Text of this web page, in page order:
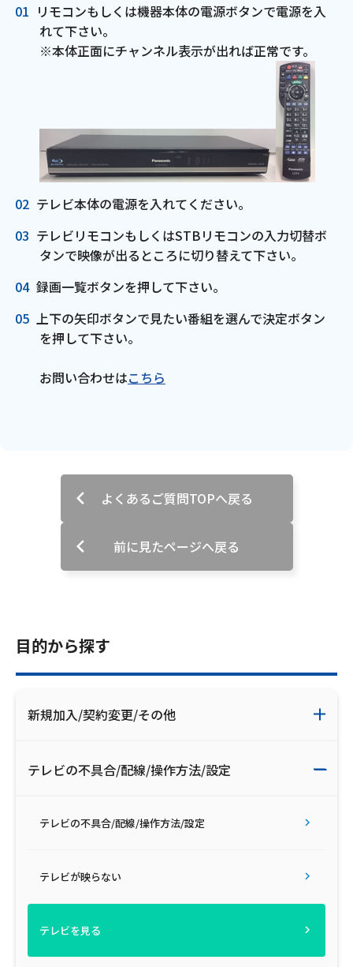
目的から探す
新規加入/契約変更/その他
テレビの不具合/配線/操作方法/設定
テレビの不具合/配線/操作方法/設定
テレビが映らない
テレビを見る
リモコンもしくは機器本体の電源ボタンで電源を入
れて下さい。
※本体正面にチャンネル表示が出れば正常です。
テレビ本体の電源を入れてください。
テレビリモコンもしくはSTBリモコンの入力切替ボ
タンで映像が出るところに切り替えて下さい。
録画一覧ボタンを押して下さい。
上下の矢印ボタンで見たい番組を選んで決定ボタン
を押して下さい。
お問い合わせはこちら
よくあるご質問TOPへ戻る
前に見たページへ戻る